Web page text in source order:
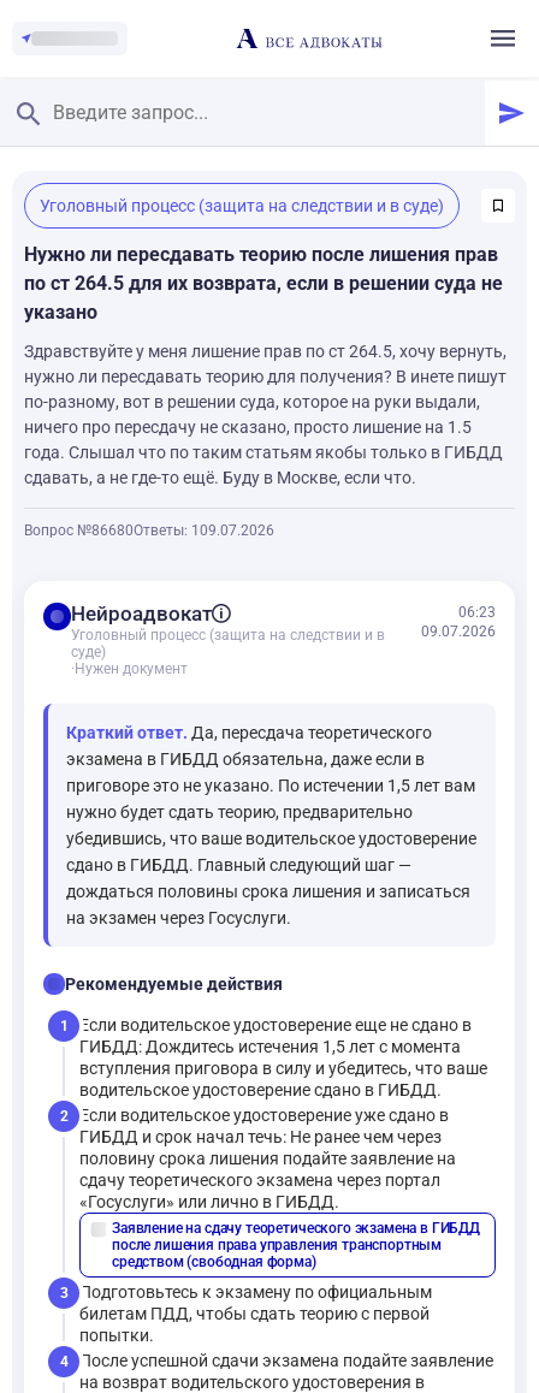
Главная
/
Смотреть заданные вопросы
/
Задать вопрос
Уголовный процесс (защита на следствии и в суде)
Нужно ли пересдавать теорию после лишения прав
по ст 264.5 для их возврата, если в решении суда не
указано
Здравствуйте у меня лишение прав по ст 264.5, хочу вернуть,
нужно ли пересдавать теорию для получения? В инете пишут
по-разному, вот в решении суда, которое на руки выдали,
ничего про пересдачу не сказано, просто лишение на 1.5
года. Слышал что по таким статьям якобы только в ГИБДД
сдавать, а не где-то ещё. Буду в Москве, если что.
Вопрос №86680Ответы: 1 09.07.2026
balanceНейроадвокат
Уголовный процесс (защита на следствии и в
суде)
· Нужен документ
06:23
09.07.2026
Краткий ответ. Да, пересдача теоретического
экзамена в ГИБДД обязательна, даже если в
приговоре это не указано. По истечении 1,5 лет вам
нужно будет сдать теорию, предварительно
убедившись, что ваше водительское удостоверение
сдано в ГИБДД. Главный следующий шаг —
дождаться половины срока лишения и записаться
на экзамен через Госуслуги.
checklistРекомендуемые действия
1
Если водительское удостоверение еще не сдано в
ГИБДД: Дождитесь истечения 1,5 лет с момента
вступления приговора в силу и убедитесь, что ваше
водительское удостоверение сдано в ГИБДД.
2
Если водительское удостоверение уже сдано в
ГИБДД и срок начал течь: Не ранее чем через
половину срока лишения подайте заявление на
сдачу теоретического экзамена через портал
«Госуслуги» или лично в ГИБДД.
Заявление на сдачу теоретического экзамена в ГИБДД
после лишения права управления транспортным
средством (свободная форма)
3
Подготовьтесь к экзамену по официальным
билетам ПДД, чтобы сдать теорию с первой
попытки.
4
После успешной сдачи экзамена подайте заявление
на возврат водительского удостоверения в